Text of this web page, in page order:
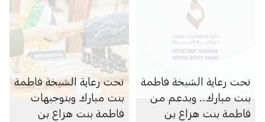
تحت رعاية الشيخة فاطمة
بنت مبارك.. وبدعم من
فاطمة بنت هزاع بن
تحت رعاية الشيخة فاطمة
بنت مبارك وبتوجيهات
فاطمة بنت هزاع بن